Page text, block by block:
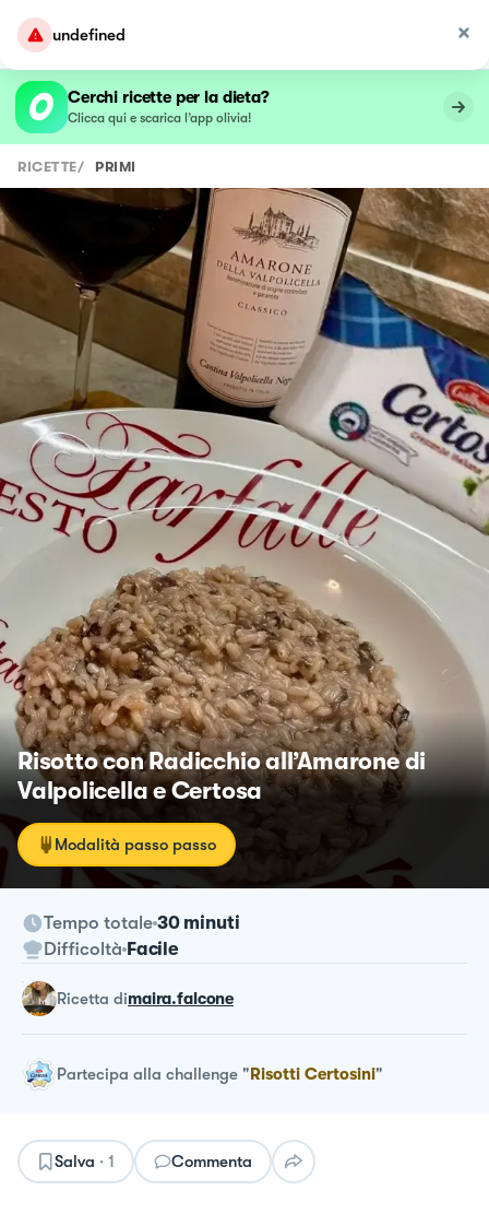
undefined
Cerchi ricette per la dieta?
Clicca qui e scarica l’app olivia!
RICETTE/ PRIMI
Risotto con Radicchio all’Amarone di
Valpolicella e Certosa
Modalità passo passo
Tempo totale 30 minuti
Difficoltà Facile
ricetta dimaira.falcone
Partecipa alla challenge "Risotti Certosini"
Salva · 1 Commenta